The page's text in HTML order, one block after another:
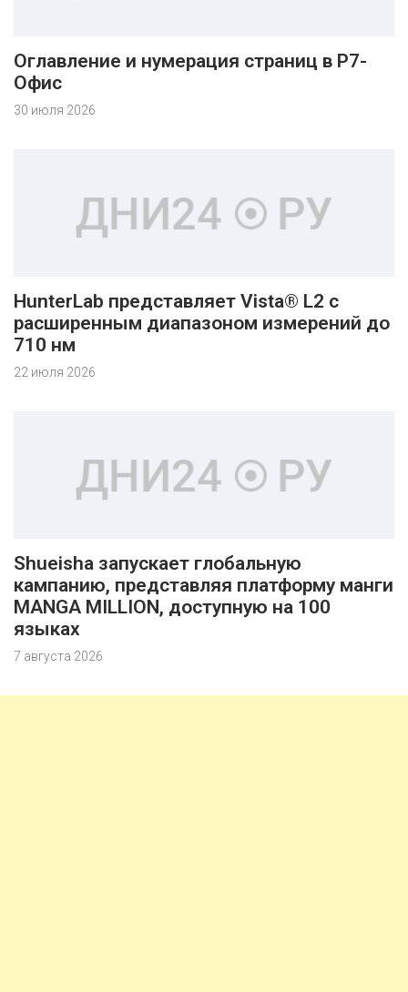
Оглавление и нумерация страниц в Р7-
Офис
30 июля 2026
HunterLab представляет Vista® L2 с
расширенным диапазоном измерений до
710 нм
22 июля 2026
Shueisha запускает глобальную
кампанию, представляя платформу манги
MANGA MILLION, доступную на 100
языках
7 августа 2026